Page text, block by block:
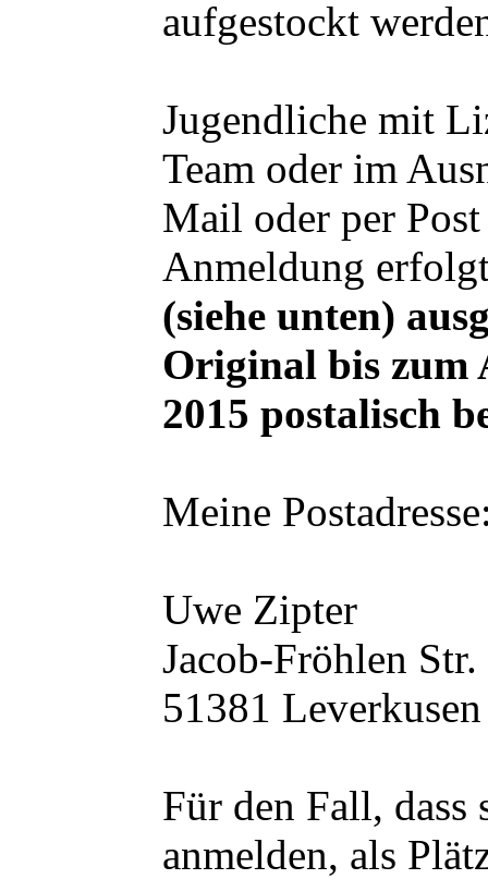
aufgestockt
Jugendliche mit
Team oder im
Mail oder per
Anmeldung
(siehe unten)
Original bis zum
2015 postalisch
Meine
Uwe Zipter
Jacob-Fröhlen Str.
51381 Leverkusen
Für den Fall, dass
anmelden, als